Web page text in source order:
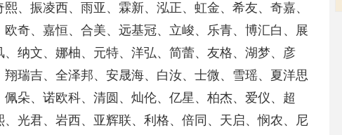
、振凌西、雨亚、霖新、泓正、虹金、希友、奇嘉、
奇、嘉恒、合美、远基冠、立峻、乐青、博汇白、展
纳文、娜柚、元特、洋弘、简蕾、友格、湖梦、彦
瑞吉、全泽邦、安晟海、白汝、士微、雪瑶、夏洋思
朵、诺欧科、清圆、灿伦、亿星、柏杰、爱仪、超
光君、岩西、亚辉联、利格、倍同、天启、悯农、尼